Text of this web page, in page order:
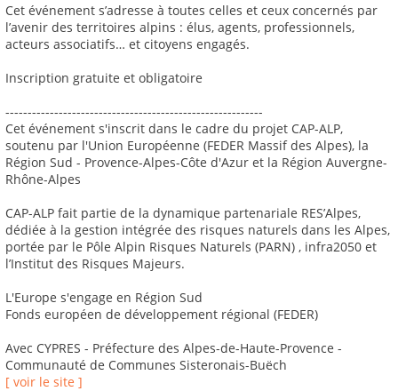
Cet événement s’adresse à toutes celles et ceux concernés par
l’avenir des territoires alpins : élus, agents, professionnels,
acteurs associatifs… et citoyens engagés.
Inscription gratuite et obligatoire
----------------------------------------------------------
Cet événement s'inscrit dans le cadre du projet CAP-ALP,
soutenu par l'Union Européenne (FEDER Massif des Alpes), la
Région Sud - Provence-Alpes-Côte d'Azur et la Région Auvergne-
Rhône-Alpes
CAP-ALP fait partie de la dynamique partenariale RES’Alpes,
dédiée à la gestion intégrée des risques naturels dans les Alpes,
portée par le Pôle Alpin Risques Naturels (PARN) , infra2050 et
l’Institut des Risques Majeurs.
L'Europe s'engage en Région Sud
Fonds européen de développement régional (FEDER)
Avec CYPRES - Préfecture des Alpes-de-Haute-Provence -
Communauté de Communes Sisteronais-Buëch
[ voir le site ]